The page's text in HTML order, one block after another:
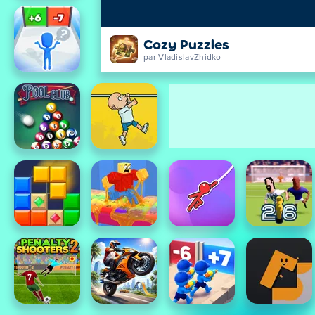
Cozy Puzzles
par VladislavZhidko